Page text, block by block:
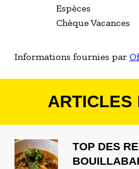
Espèces
Chèque Vacances
Informations fournies par
ARTICLES
TOP DES